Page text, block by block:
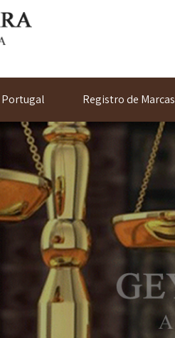
Portugal Registro de Marcas